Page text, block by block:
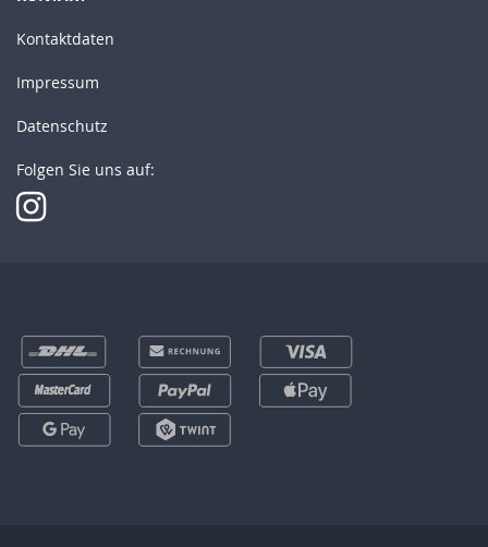
Kontaktdaten
Impressum
Datenschutz
Folgen Sie uns auf: